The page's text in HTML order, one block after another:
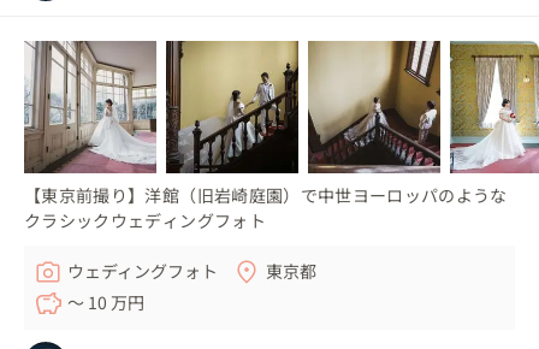
【東京前撮り】洋館（旧岩崎庭園）で中世ヨーロッパのような
クラシックウェディングフォト
ウェディングフォト
東京都
〜 10 万円